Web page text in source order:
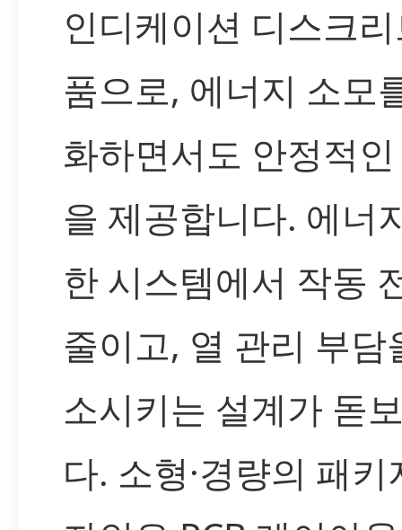
인디케이션 디스크
품으로, 에너지 소모
화하면서도 안정적
을 제공합니다. 에너
한 시스템에서 작동
줄이고, 열 관리 부담
소시키는 설계가 돋
다. 소형·경량의 패키